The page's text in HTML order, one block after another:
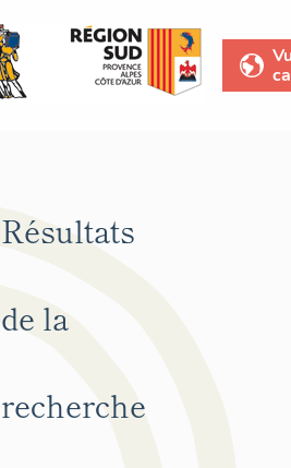
Résultats
de la
recherche